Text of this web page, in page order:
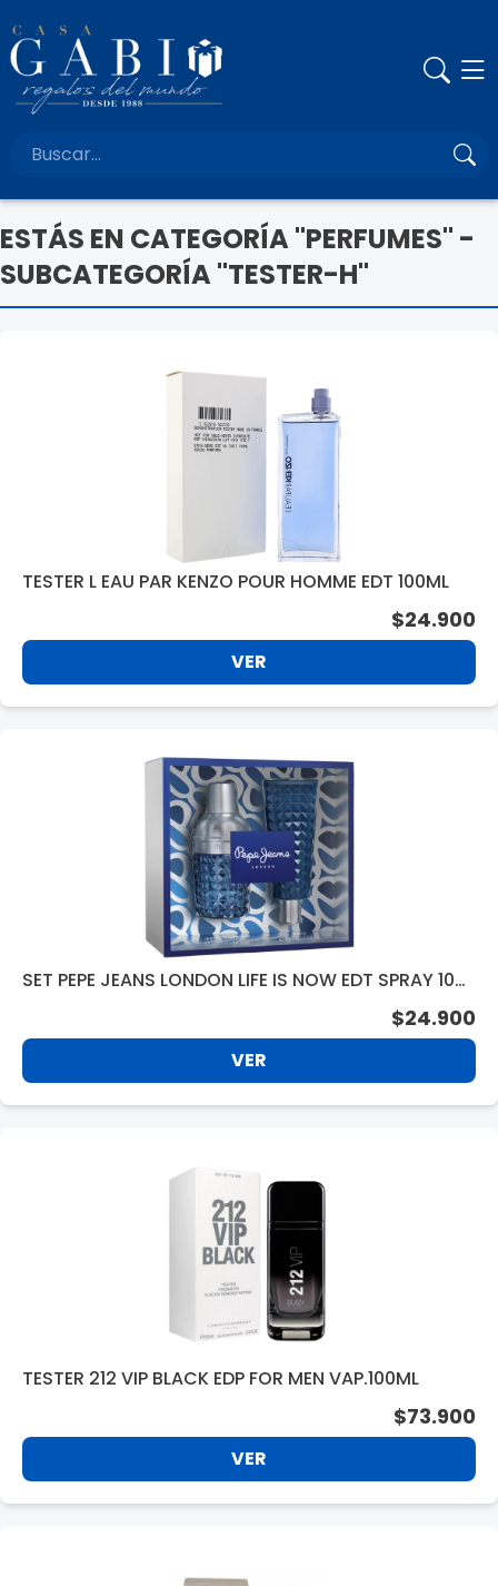
ESTÁS EN CATEGORÍA "PERFUMES" -
SUBCATEGORÍA "TESTER-H"
TESTER L EAU PAR KENZO POUR HOMME EDT 100ML
$24.900
VER
SET PEPE JEANS LONDON LIFE IS NOW EDT SPRAY 100
$24.900
VER
TESTER 212 VIP BLACK EDP FOR MEN VAP.100ML
$73.900
VER